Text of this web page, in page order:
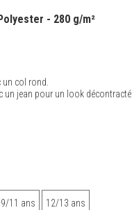
- 280 g/m²
col rond.
un jean pour un look décontracté.
9/11 ans
12/13 ans